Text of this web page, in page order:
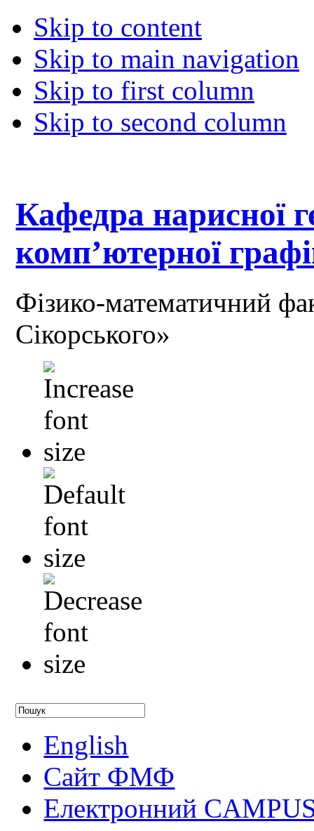
Skip to content
Skip to main navigation
Skip to first column
Skip to second column
Кафедра нарисної
комп’ютерної
Фізико-математичний
Сікорського»
English
Сайт ФМФ
Електронний